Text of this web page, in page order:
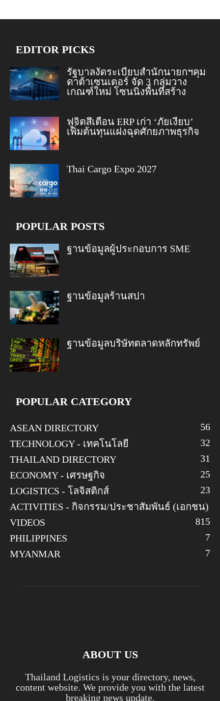
EDITOR PICKS
รัฐบาลงัดระเบียบสำนักนายกฯคุม
ดาต้าเซนเตอร์ จัด 3 กลุ่มวาง
เกณฑ์ใหม่ โซนนิ่งพื้นที่สร้าง
ฟูจิตสึเตือน ERP เก่า ‘ภัยเงียบ’
เพิ่มต้นทุนแฝงฉุดศักยภาพธุรกิจ
Thai Cargo Expo 2027
POPULAR POSTS
ฐานข้อมูลผู้ประกอบการ SME
ฐานข้อมูลร้านสปา
ฐานข้อมูลบริษัทตลาดหลักทรัพย์
POPULAR CATEGORY
ASEAN DIRECTORY
56
TECHNOLOGY - เทคโนโลยี
32
THAILAND DIRECTORY
31
ECONOMY - เศรษฐกิจ
25
LOGISTICS - โลจิสติกส์
23
ACTIVITIES - กิจกรรม/ประชาสัมพันธ์ (เอกชน)
15
VIDEOS
8
PHILIPPINES
7
MYANMAR
7
ABOUT US
Thailand Logistics is your directory, news,
content website. We provide you with the latest
breaking news update.